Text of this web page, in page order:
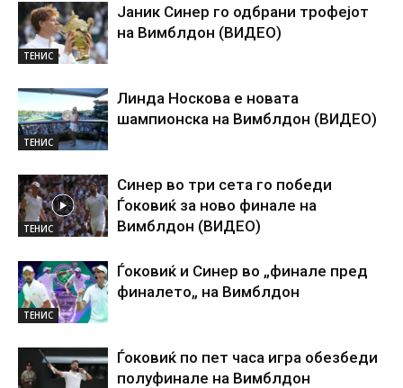
ТЕНИС
Јаник Синер го одбрани трофејот
на Вимблдон (ВИДЕО)
ТЕНИС
Линда Носкова е новата
шампионска на Вимблдон (ВИДЕО)
ТЕНИС
Синер во три сета го победи
Ѓоковиќ за ново финале на
Вимблдон (ВИДЕО)
ТЕНИС
Ѓоковиќ и Синер во „финале пред
финалето„ на Вимблдон
Ѓоковиќ по пет часа игра обезбеди
полуфинале на Вимблдон